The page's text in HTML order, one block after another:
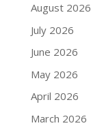
August 2026
July 2026
June 2026
May 2026
April 2026
March 2026